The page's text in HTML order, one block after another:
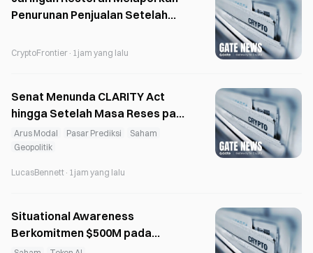
Penurunan Penjualan Setelah
CryptoFrontier · 1jam yang lalu
Senat Menunda CLARITY Act
hingga Setelah Masa Reses pada
7 Agustus; Arus Masuk ETF XRP
Turun 79%
Arus Modal Pasar Prediksi
Saham
Geopolitik
LucasBennett · 1jam yang lalu
Situational Awareness
Berkomitmen $500M pada
startup Chip Source Foundry